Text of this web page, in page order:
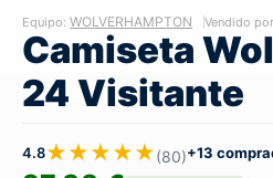
Equipo: WOLVERHAMPTON Vendido
Camiseta
24 Visitante
4.8★★★★★(80)+13